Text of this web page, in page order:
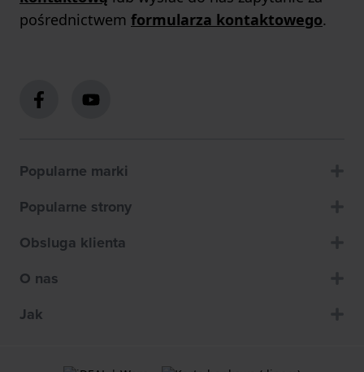
pośrednictwem formularza kontaktowego.
Popularne marki
Popularne strony
Obsluga klienta
O nas
Jak